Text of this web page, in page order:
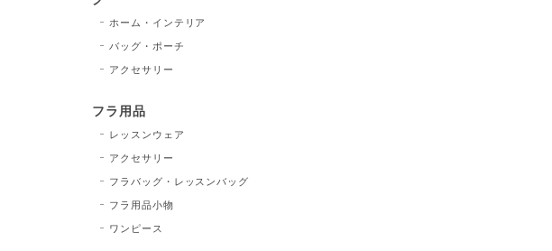
ホーム・インテリア
バッグ・ポーチ
アクセサリー
フラ用品
レッスンウェア
アクセサリー
フラバッグ・レッスンバッグ
フラ用品小物
ワンピース